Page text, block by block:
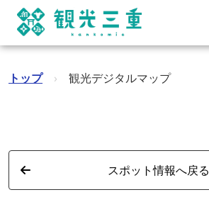
トップ › 観光デジタルマップ
スポット情報へ戻る